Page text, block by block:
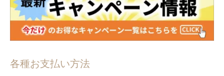
各種お支払い方法